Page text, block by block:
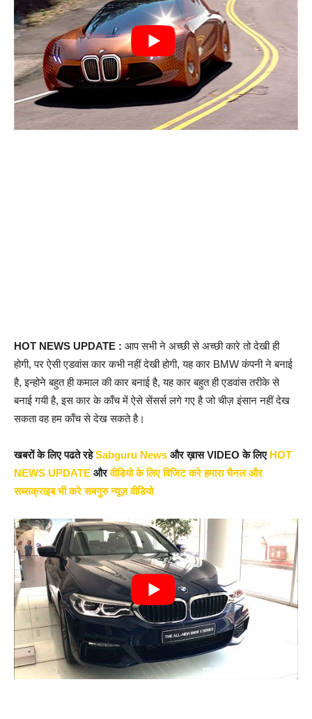
HOT NEWS UPDATE : आप सभी ने अच्छी से अच्छी कारे तो देखी ही
होगी, पर ऐसी एडवांस कार कभी नहीं देखी होगी, यह कार BMW कंपनी ने बनाई
है, इन्होने बहुत ही कमाल की कार बनाई है, यह कार बहुत ही एडवांस तरीके से
बनाई गयी है, इस कार के काँच में ऐसे सेंसर्स लगे गए है जो चीज़ इंसान नहीं देख
सकता वह हम काँच से देख सकते है।
खबरों के लिए पढते रहेSabguru News और ख़ास VIDEO के लिए HOT
NEWS UPDATE औरवीडियो के लिए विजिट करे हमारा चैनल और
सब्सक्राइब भी करे सबगुरु न्यूज़ वीडियो